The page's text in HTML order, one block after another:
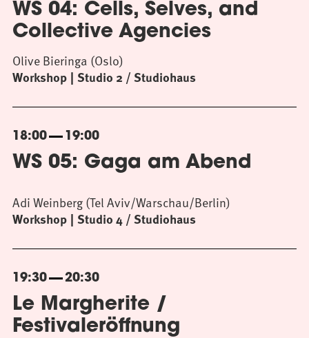
WS 04: Cells, Selves, and
Collective Agencies
Workshop Studio 2 / Studiohaus
Olive Bieringa (Oslo)
18:00 19:00
WS 05: Gaga am Abend
Workshop Studio 4 / Studiohaus
Adi Weinberg (Tel Aviv/Warschau/Berlin)
19:30 20:30
Le Margherite /
Festivaleröffnung